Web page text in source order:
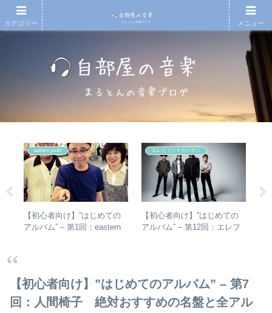
eastern youth
【初心者向け】”はじめての
アルバム” – 第1回：eastern
エレファントカシマシ
【初心者向け】”はじめての
アルバム” – 第12回：エレフ
【初心者向け】”はじめてのアルバム” – 第7
回：人間椅子 絶対おすすめの名盤と全アル
カテゴリー メニュー